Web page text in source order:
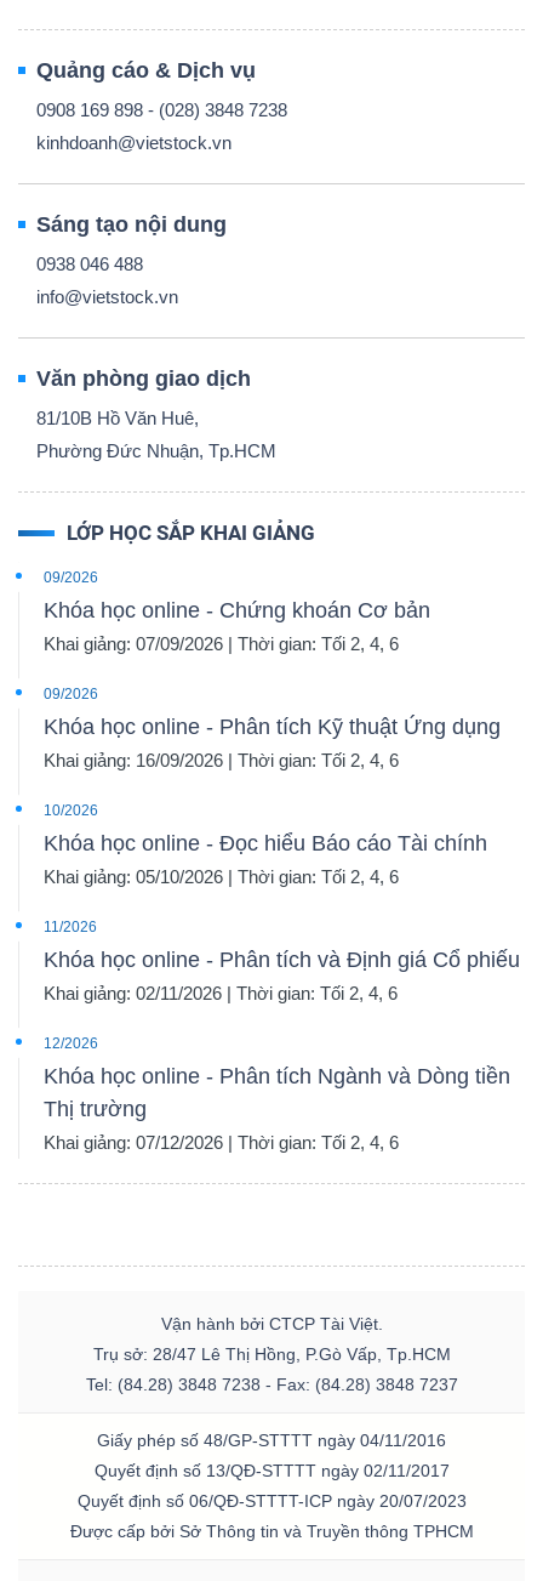
Quảng cáo & Dịch vụ
0908 169 898 - (028) 3848 7238
kinhdoanh@vietstock.vn
Sáng tạo nội dung
0938 046 488
info@vietstock.vn
Văn phòng giao dịch
81/10B Hồ Văn Huê,
Phường Đức Nhuận, Tp.HCM
LỚP HỌC SẮP KHAI GIẢNG
09/2026
Khóa học online - Chứng khoán Cơ bản
Khai giảng: 07/09/2026 | Thời gian: Tối 2, 4, 6
09/2026
Khóa học online - Phân tích Kỹ thuật Ứng dụng
Khai giảng: 16/09/2026 | Thời gian: Tối 2, 4, 6
10/2026
Khóa học online - Đọc hiểu Báo cáo Tài chính
Khai giảng: 05/10/2026 | Thời gian: Tối 2, 4, 6
11/2026
Khóa học online - Phân tích và Định giá Cổ phiếu
Khai giảng: 02/11/2026 | Thời gian: Tối 2, 4, 6
12/2026
Khóa học online - Phân tích Ngành và Dòng tiền
Thị trường
Khai giảng: 07/12/2026 | Thời gian: Tối 2, 4, 6
Vận hành bởi CTCP Tài Việt.
Trụ sở: 28/47 Lê Thị Hồng, P.Gò Vấp, Tp.HCM
Tel: (84.28) 3848 7238 - Fax: (84.28) 3848 7237
Giấy phép số 48/GP-STTTT ngày 04/11/2016
Quyết định số 13/QĐ-STTTT ngày 02/11/2017
Quyết định số 06/QĐ-STTTT-ICP ngày 20/07/2023
Được cấp bởi Sở Thông tin và Truyền thông TPHCM